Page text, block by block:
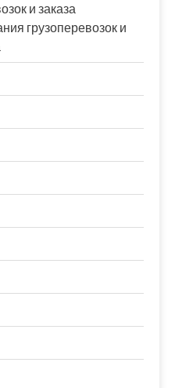
и заказа
грузоперевозок и